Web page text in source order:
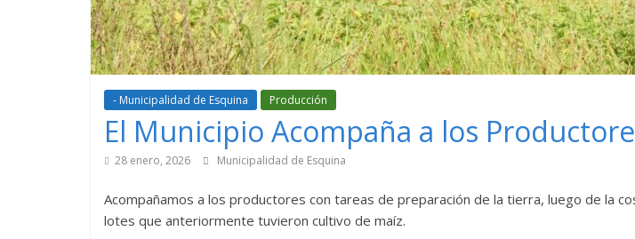
- Municipalidad de Esquina Producción
El Municipio Acompaña a los
28 enero, 2026 Municipalidad de Esquina
Acompañamos a los productores con tareas de preparación de la tierra, luego de la
lotes que anteriormente tuvieron cultivo de maíz.